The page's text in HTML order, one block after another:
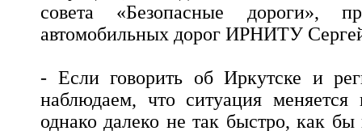
совета «Безопасные дороги»,
автомобильных дорог ИРНИТУ
- Если говорить об Иркутске и
наблюдаем, что ситуация
однако далеко не так быстро, как бы